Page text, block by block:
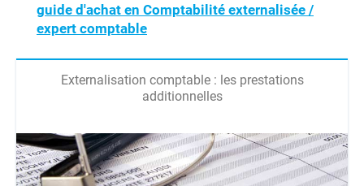
guide d'achat en Comptabilité externalisée /
expert comptable
Externalisation comptable : les prestations
additionnelles